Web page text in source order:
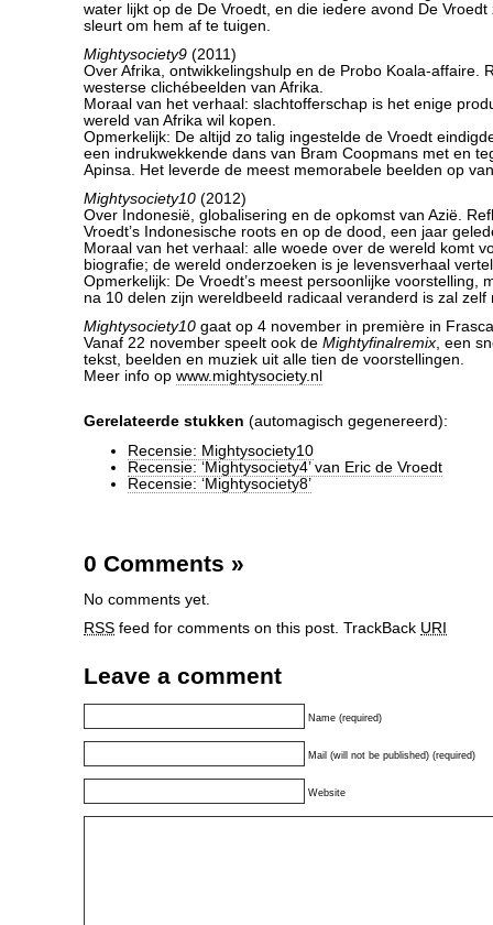
water lijkt op de De Vroedt, en die iedere avond De
sleurt om hem af te tuigen.
Mightysociety9 (2011)
Over Afrika, ontwikkelingshulp en de Probo Koala-affaire.
westerse clichébeelden van Afrika.
Moraal van het verhaal: slachtofferschap is het enige
wereld van Afrika wil kopen.
Opmerkelijk: De altijd zo talig ingestelde de Vroedt
een indrukwekkende dans van Bram Coopmans met en
Apinsa. Het leverde de meest memorabele beelden op
Mightysociety10 (2012)
Over Indonesië, globalisering en de opkomst van Azië.
Vroedt’s Indonesische roots en op de dood, een jaar
Moraal van het verhaal: alle woede over de wereld komt
biografie; de wereld onderzoeken is je levensverhaal
Opmerkelijk: De Vroedt’s meest persoonlijke voorstelling,
na 10 delen zijn wereldbeeld radicaal veranderd is zal zelf
Mightysociety10 gaat op 4 november in première in
Vanaf 22 november speelt ook de Mightyfinalremix, een
tekst, beelden en muziek uit alle tien de voorstellingen.
Meer info op www.mightysociety.nl
Gerelateerde stukken (automagisch gegenereerd):
Recensie: Mightysociety10
Recensie: ‘Mightysociety4’ van Eric de Vroedt
Recensie: ‘Mightysociety8’
0 Comments »
No comments yet.
RSS feed for comments on this post. TrackBack URI
Leave a comment
Name (required)
Mail (will not be published) (required)
Website